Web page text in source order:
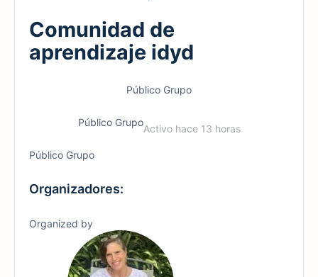
Comunidad de
aprendizaje idyd
Público Grupo
Público GrupoActivo hace 13 horas
Público Grupo
Organizadores:
Organized by